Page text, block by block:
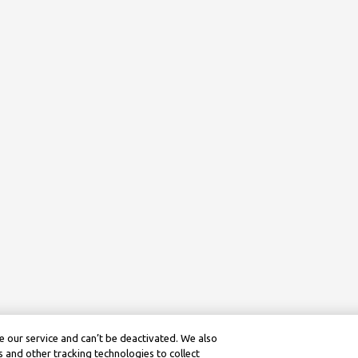
service and can’t be deactivated. We also
and other tracking technologies to collect